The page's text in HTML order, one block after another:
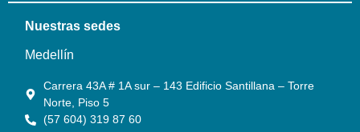
Nuestras sedes
Medellín
Carrera 43A # 1A sur – 143 Edificio Santillana – Torre
Norte, Piso 5
(57 604) 319 87 60